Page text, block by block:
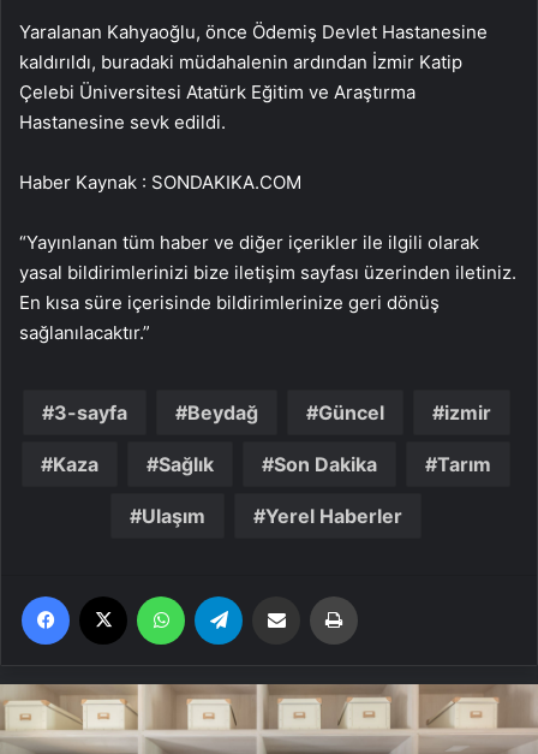
Yaralanan Kahyaoğlu, önce Ödemiş Devlet Hastanesine
kaldırıldı, buradaki müdahalenin ardından İzmir Katip
Çelebi Üniversitesi Atatürk Eğitim ve Araştırma
Hastanesine sevk edildi.
Haber Kaynak : SONDAKIKA.COM
“Yayınlanan tüm haber ve diğer içerikler ile ilgili olarak
yasal bildirimlerinizi bize iletişim sayfası üzerinden iletiniz.
En kısa süre içerisinde bildirimlerinize geri dönüş
sağlanılacaktır.”
3-sayfa Beydağ Güncel izmir
Kaza Sağlık Son Dakika Tarım
Ulaşım Yerel Haberler
Facebook WhatsApp Email'den paylaş